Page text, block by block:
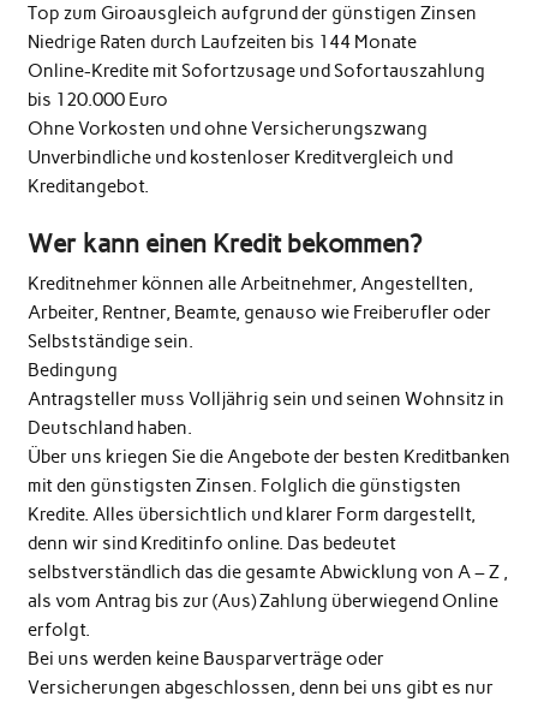
Top zum Giroausgleich aufgrund der günstigen Zinsen
Niedrige Raten durch Laufzeiten bis 144 Monate
Online-Kredite mit Sofortzusage und Sofortauszahlung
bis 120.000 Euro
Ohne Vorkosten und ohne Versicherungszwang
Unverbindliche und kostenloser Kreditvergleich und
Kreditangebot.
Wer kann einen Kredit bekommen?
Kreditnehmer können alle Arbeitnehmer, Angestellten,
Arbeiter, Rentner, Beamte, genauso wie Freiberufler oder
Selbstständige sein.
Bedingung
Antragsteller muss Volljährig sein und seinen Wohnsitz in
Deutschland haben.
Über uns kriegen Sie die Angebote der besten Kreditbanken
mit den günstigsten Zinsen. Folglich die günstigsten
Kredite. Alles übersichtlich und klarer Form dargestellt,
denn wir sind Kreditinfo online. Das bedeutet
selbstverständlich das die gesamte Abwicklung von A – Z ,
als vom Antrag bis zur (Aus) Zahlung überwiegend Online
erfolgt.
Bei uns werden keine Bausparverträge oder
Versicherungen abgeschlossen, denn bei uns gibt es nur